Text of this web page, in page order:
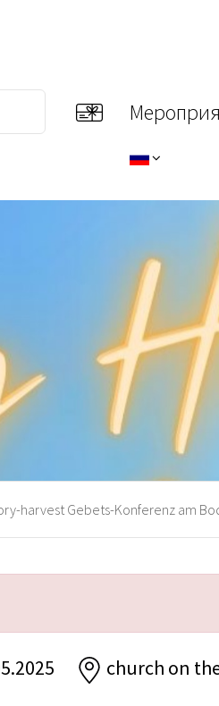
harvest Gebets-Konferenz am
church on